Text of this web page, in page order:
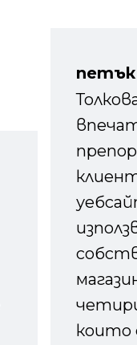
които